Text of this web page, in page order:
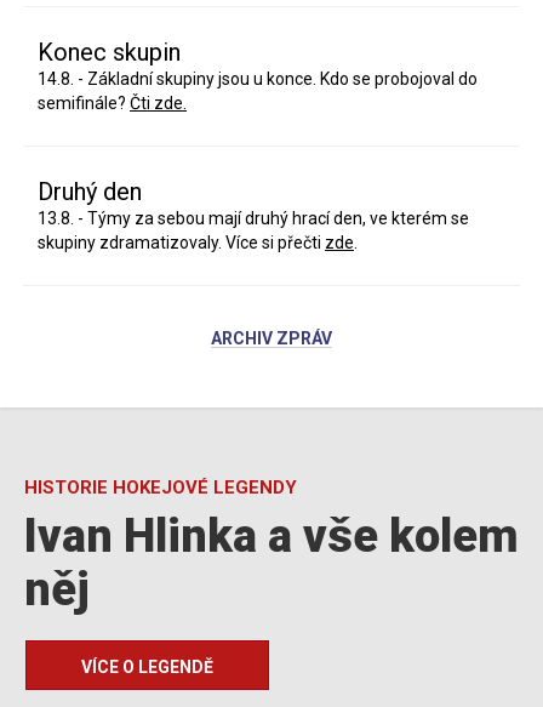
Konec skupin
14.8. - Základní skupiny jsou u konce. Kdo se probojoval do
semifinále? Čti zde.
Druhý den
13.8. - Týmy za sebou mají druhý hrací den, ve kterém se
skupiny zdramatizovaly. Více si přečti zde
ARCHIV ZPRÁV
HISTORIE HOKEJOVÉ LEGENDY
Ivan Hlinka a vše kolem
něj
VÍCE O LEGENDĚ